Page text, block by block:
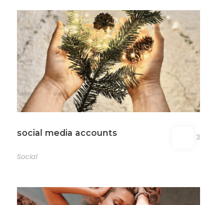
social media accounts
3
Social